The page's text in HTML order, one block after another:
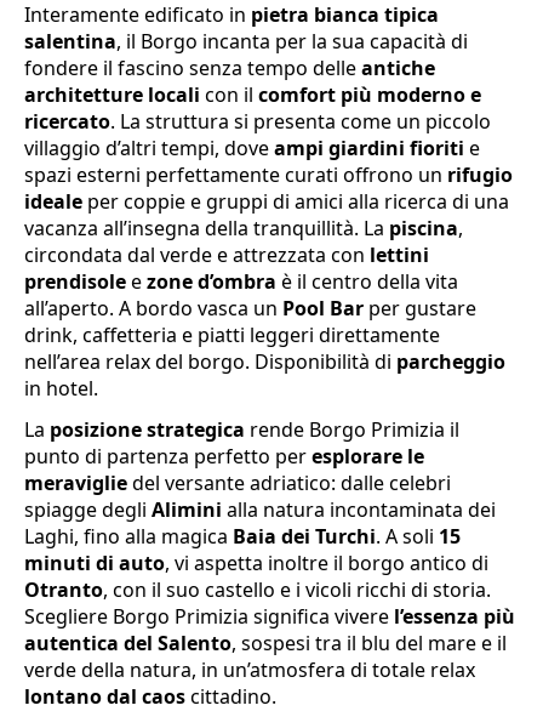
Interamente edificato in pietra bianca tipica
salentina, il Borgo incanta per la sua capacità di
fondere il fascino senza tempo delleantiche
architetture locali con il comfort più moderno e
ricercato. La struttura si presenta come un piccolo
villaggio d’altri tempi, doveampi giardini fioriti e
spazi esterni perfettamente curati offrono un rifugio
ideale per coppie e gruppi di amici alla ricerca di una
vacanza all’insegna della tranquillità. La piscina,
circondata dal verde e attrezzata con lettini
prendisoleezone d’ombra è il centro della vita
all’aperto. A bordo vasca un Pool Bar per gustare
drink, caffetteria e piatti leggeri direttamente
nell’area relax del borgo. Disponibilità di parcheggio
in hotel.
La posizione strategica rende Borgo Primizia il
punto di partenza perfetto peresplorare le
meravigliedel versante adriatico: dalle celebri
spiagge degli Alimini alla natura incontaminata dei
Laghi, fino alla magica Baia dei Turchi. A soli 15
minuti di auto, vi aspetta inoltre il borgo antico di
Otranto, con il suo castello e i vicoli ricchi di storia.
Scegliere Borgo Primizia significa vivere l’essenza più
autentica del Salento, sospesi tra il blu del mare e il
verde della natura, in un’atmosfera di totale relax
lontano dal caoscittadino.